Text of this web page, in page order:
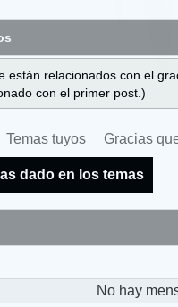
están relacionados con el
con el primer post.)
Temas tuyos Gracias
dado en los temas
No hay